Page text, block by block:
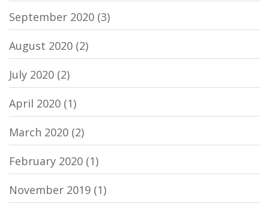
September 2020 (3)
August 2020 (2)
July 2020 (2)
April 2020 (1)
March 2020 (2)
February 2020 (1)
November 2019 (1)